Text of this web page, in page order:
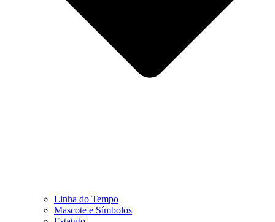
Linha do Tempo
Mascote e Símbolos